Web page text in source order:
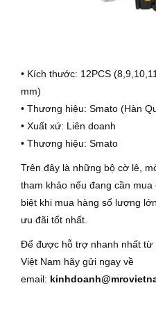
• Kích thước: 12PCS
mm)
• Thương hiệu: Smato (Hàn
• Xuất xứ: Liên doanh
• Thương hiệu: Smato
Trên đây là những bộ cờ lê,
tham khảo nếu đang cần
biệt khi mua hàng số lượng
ưu đãi tốt nhất.
Để được hỗ trợ nhanh nhất từ
Việt Nam hãy gửi ngay về
email: